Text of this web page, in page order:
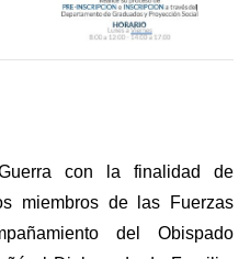
con la finalidad de
miembros de las Fuerzas
del Obispado